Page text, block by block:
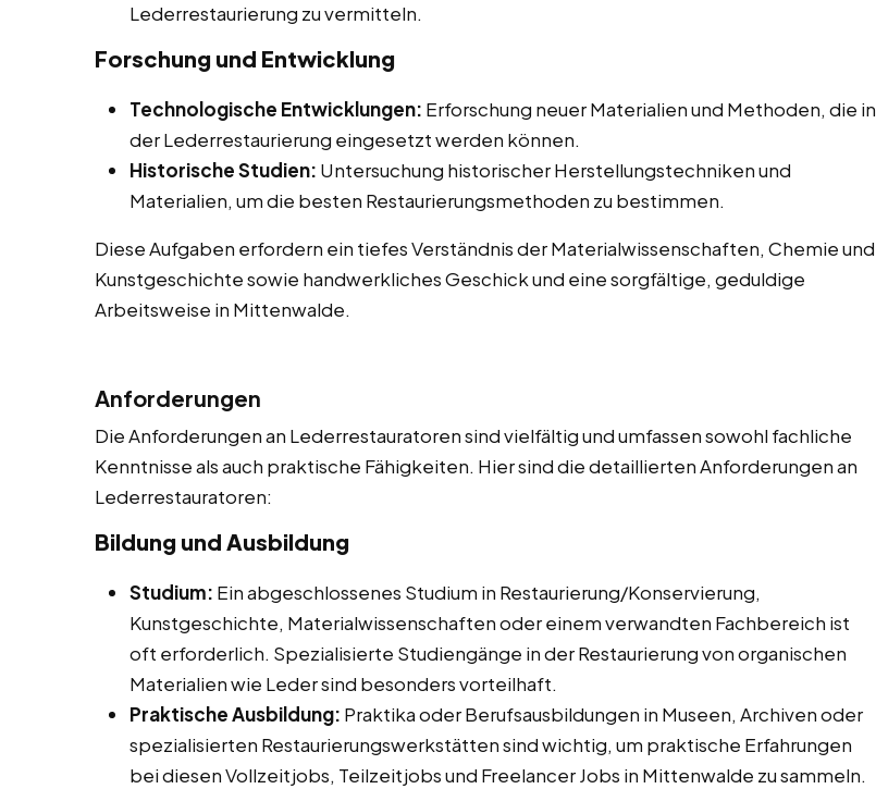
Lederrestaurierung zu vermitteln.
Forschung und Entwicklung
Technologische Entwicklungen: Erforschung neuer Materialien und Methoden, die in
der Lederrestaurierung eingesetzt werden können.
Historische Studien: Untersuchung historischer Herstellungstechniken und
Materialien, um die besten Restaurierungsmethoden zu bestimmen.
Diese Aufgaben erfordern ein tiefes Verständnis der Materialwissenschaften, Chemie und
Kunstgeschichte sowie handwerkliches Geschick und eine sorgfältige, geduldige
Arbeitsweise in Mittenwalde.
Anforderungen
Die Anforderungen an Lederrestauratoren sind vielfältig und umfassen sowohl fachliche
Kenntnisse als auch praktische Fähigkeiten. Hier sind die detaillierten Anforderungen an
Lederrestauratoren:
Bildung und Ausbildung
Studium: Ein abgeschlossenes Studium in Restaurierung/Konservierung,
Kunstgeschichte, Materialwissenschaften oder einem verwandten Fachbereich ist
oft erforderlich. Spezialisierte Studiengänge in der Restaurierung von organischen
Materialien wie Leder sind besonders vorteilhaft.
Praktische Ausbildung: Praktika oder Berufsausbildungen in Museen, Archiven oder
spezialisierten Restaurierungswerkstätten sind wichtig, um praktische Erfahrungen
bei diesen Vollzeitjobs, Teilzeitjobs und Freelancer Jobs in Mittenwalde zu sammeln.